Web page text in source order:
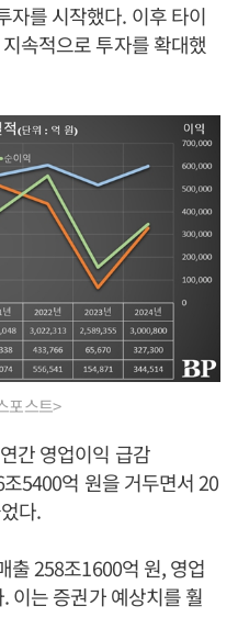
자를 시작했다. 이후 타이
속적으로 투자를 확대했
포스트>
간 영업이익 급감
5400억 원을 거두면서 20
다.
출 258조1600억 원, 영업
이는 증권가 예상치를 훨